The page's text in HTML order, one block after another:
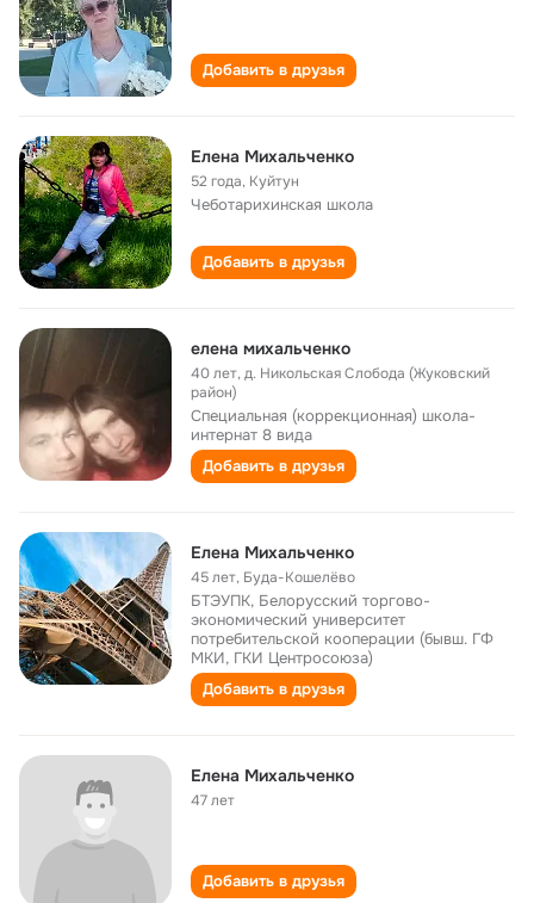
Добавить в друзья
Елена Михальченко
52 года, Куйтун
Чеботарихинская школа
Добавить в друзья
елена михальченко
40 лет,д. Никольская Слобода (Жуковский
район)
Специальная (коррекционная) школа-
интернат 8 вида
Добавить в друзья
Елена Михальченко
45 лет, Буда-Кошелёво
БТЭУПК, Белорусский торгово-
экономический университет
потребительской кооперации (бывш. ГФ
МКИ, ГКИ Центросоюза)
Добавить в друзья
Елена Михальченко
47 лет
Добавить в друзья